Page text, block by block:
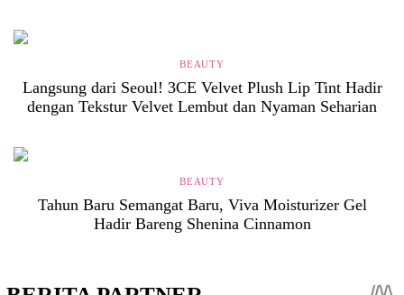
BEAUTY
Langsung dari Seoul! 3CE Velvet Plush Lip Tint Hadir
dengan Tekstur Velvet Lembut dan Nyaman Seharian
BEAUTY
Tahun Baru Semangat Baru, Viva Moisturizer Gel
Hadir Bareng Shenina Cinnamon